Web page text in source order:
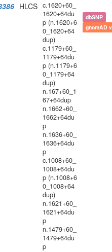
HLCS c.1620+60_
1620+64du
p (n.1620+6
0_1620+64
dup)
c.1179+60_
1179+64du
p (n.1179+6
0_1179+64
dup)
n.167+60_1
67+64dup
n.1662+60_
1662+64du
p
n.1636+60_
1636+64du
p
c.1008+60_
1008+64du
p (n.1008+6
0_1008+64
dup)
n.1621+60_
1621+64du
p
n.1479+60_
1479+64du
p
dbSNP
gnomAD